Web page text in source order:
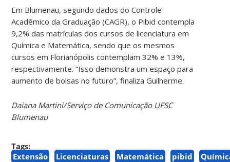
Em Blumenau, segundo dados do Controle
Acadêmico da Graduação (CAGR), o Pibid contempla
9,2% das matrículas dos cursos de licenciatura em
Química e Matemática, sendo que os mesmos
cursos em Florianópolis contemplam 32% e 13%,
respectivamente. “Isso demonstra um espaço para
aumento de bolsas no futuro”, finaliza Guilherme.
Daiana Martini/Serviço de Comunicação UFSC
Blumenau
Tags:
Extensão
Licenciaturas Matemática pibid